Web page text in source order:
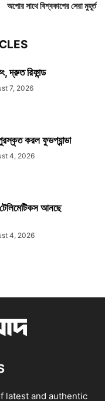
অপোর সাথে বিশ্বকাপের সেরা মুহূর্ত
দ্রুত রিফান্ড
7, 2026
করল ফুডপ্যান্ডা
4, 2026
আনছে
4, 2026
latest and authentic